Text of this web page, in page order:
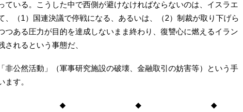
ている。こうした中で西側が避けなければならないのは、イスラエ
、（1）国連決議で停戦になる、あるいは、（2）制裁が取り下げら
つある圧力が目的を達成しないまま終わり、復讐心に燃えるイラン
されるという事態だ、
公然活動」（軍事研究施設の破壊、金融取引の妨害等）という手
ます。
◆ ◆